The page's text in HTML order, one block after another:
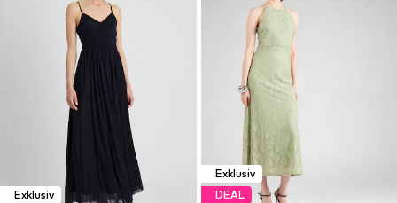
Exklusiv
Exklusiv
DEAL